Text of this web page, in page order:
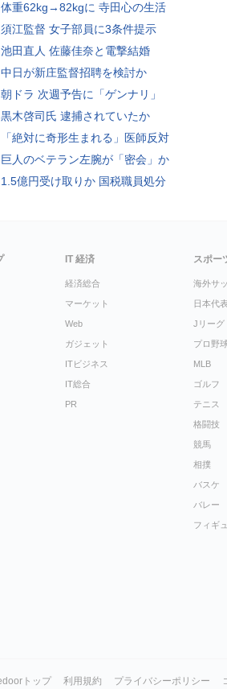
体重62kg→82kgに 寺田心の生活
須江監督 女子部員に3条件提示
池田直人 佐藤佳奈と電撃結婚
中日が新庄監督招聘を検討か
朝ドラ 次週予告に「ゲンナリ」
黒木啓司氏 逮捕されていたか
「絶対に奇形生まれる」医師反対
巨人のベテラン左腕が「密会」か
1.5億円受け取りか 国税職員処分
IT 経済
経済総合
マーケット
Web
ガジェット
ITビジネス
IT総合
PR
スポー
海外サ
日本代表
Jリーグ
プロ野
MLB
ゴルフ
テニス
格闘技
競馬
相撲
バスケ
バレー
フィギ
トップ 利用規約 プライバシーポリシー